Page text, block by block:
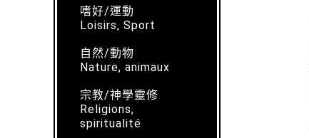
嗜好/運動
Loisirs, Sport
自然/動物
Nature, animaux
宗教/神學靈修
Religions,
spiritualité